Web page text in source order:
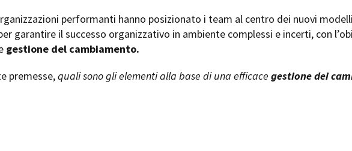
performanti hanno posizionato i team al centro dei nuovi
garantire il successo organizzativo in ambiente complessi e incerti, con
gestione del cambiamento.
premesse,quali sono gli elementi alla base di una efficace gestione dei